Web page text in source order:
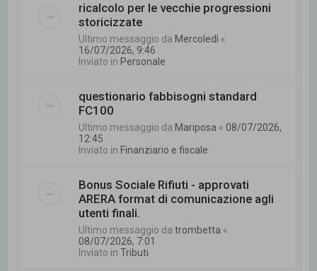
ricalcolo per le vecchie progressioni
storicizzate
Ultimo messaggio da Mercoledì «
16/07/2026, 9:46
Inviato in Personale
questionario fabbisogni standard
FC100
Ultimo messaggio da Mariposa « 08/07/2026,
12:45
Inviato in Finanziario e fiscale
Bonus Sociale Rifiuti - approvati
ARERA format di comunicazione agli
utenti finali.
Ultimo messaggio datrombetta «
08/07/2026, 7:01
Inviato inTributi